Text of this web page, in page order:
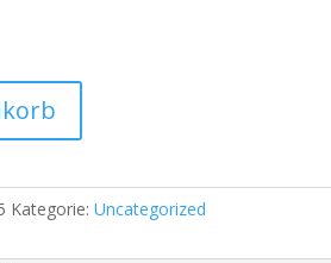
Kategorie:Uncategorized